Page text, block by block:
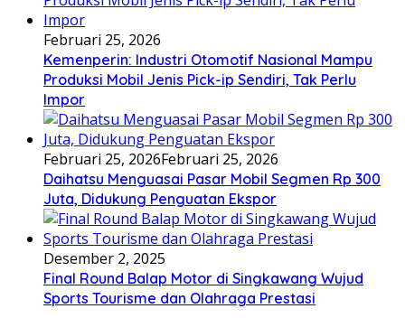
Februari 25, 2026
Kemenperin: Industri Otomotif Nasional Mampu
Produksi Mobil Jenis Pick-ip Sendiri, Tak Perlu
Impor
Februari 25, 2026Februari 25, 2026
Daihatsu Menguasai Pasar Mobil Segmen Rp 300
Juta, Didukung Penguatan Ekspor
Desember 2, 2025
Final Round Balap Motor di Singkawang Wujud
Sports Tourisme dan Olahraga Prestasi